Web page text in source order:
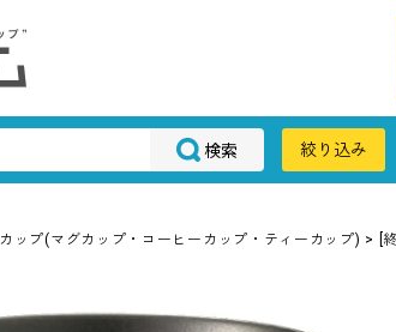
検索 絞り込み
カップ(マグカップ・コーヒーカップ・ティーカップ) [